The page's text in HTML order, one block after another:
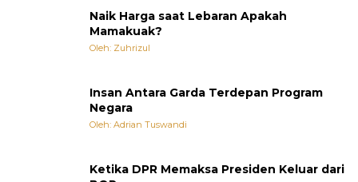
Naik Harga saat Lebaran Apakah
Mamakuak?
Oleh: Zuhrizul
Insan Antara Garda Terdepan Program
Negara
Oleh: Adrian Tuswandi
Ketika DPR Memaksa Presiden Keluar dari